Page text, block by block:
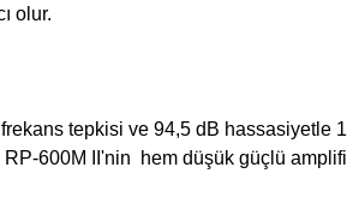
olur.
tepkisi ve 94,5 dB hassasiyetle
600M II'nin hem düşük güçlü